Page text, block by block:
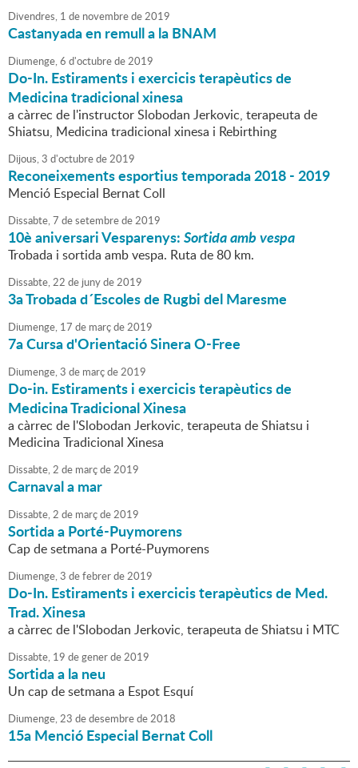
Divendres, 1 de novembrede2019
Castanyada en remull a la BNAM
Diumenge,6 d'octubrede2019
Do-In. Estiraments i exercicis terapèutics de
Medicina tradicional xinesa
a càrrec de l'instructor Slobodan Jerkovic, terapeuta de
Shiatsu, Medicina tradicional xinesa i Rebirthing
Dijous,3 d'octubrede2019
Reconeixements esportius temporada 2018 - 2019
Menció Especial Bernat Coll
Dissabte,7 desetembrede2019
10è aniversari Vesparenys:Sortida amb vespa
Trobada i sortida amb vespa. Ruta de 80 km.
Dissabte,22 de junyde2019
3a Trobada d´Escoles de Rugbi del Maresme
Diumenge, 17 de marçde2019
7a Cursa d'Orientació Sinera O-Free
Diumenge,3 de marçde2019
Do-in. Estiraments i exercicis terapèutics de
Medicina Tradicional Xinesa
a càrrec de l'Slobodan Jerkovic, terapeuta de Shiatsu i
Medicina Tradicional Xinesa
Dissabte,2 de marçde2019
Carnaval a mar
Dissabte,2 de marçde2019
Sortida a Porté-Puymorens
Cap de setmana a Porté-Puymorens
Diumenge,3 defebrerde2019
Do-In. Estiraments i exercicis terapèutics de Med.
Trad. Xinesa
a càrrec de l'Slobodan Jerkovic, terapeuta de Shiatsu i MTC
Dissabte, 19 degenerde2019
Sortida a la neu
Un cap de setmana a Espot Esquí
Diumenge,23 dedesembrede2018
15a Menció Especial Bernat Coll